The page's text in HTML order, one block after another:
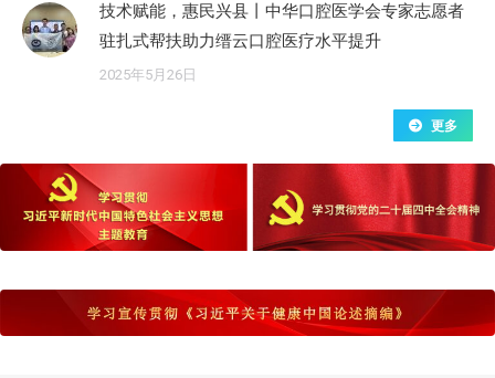
技术赋能，惠民兴县丨中华口腔医学会专家志愿者
驻扎式帮扶助力缙云口腔医疗水平提升
2025年5月26日
更多